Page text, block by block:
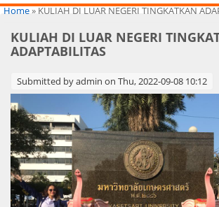
You are here
Home» KULIAH DI LUAR NEGERI TINGKATKAN
KULIAH DI LUAR NEGERI
ADAPTABILITAS
Submitted byadmin on Thu, 2022-09-08 10:12